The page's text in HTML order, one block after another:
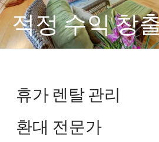
적정 수익 창
휴가 렌탈 관리
환대 전문가